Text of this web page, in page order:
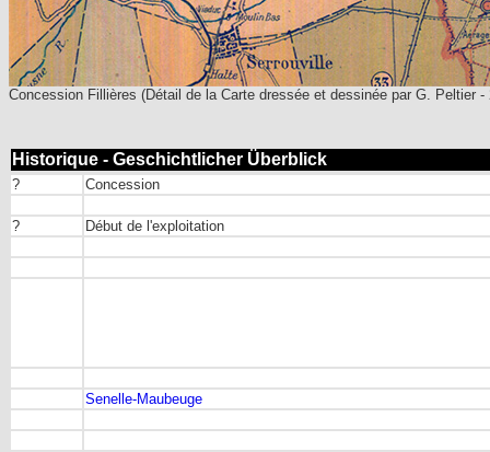
Concession Fillières (Détail de la Carte dressée et dessinée par G. Peltier
Historique - Geschichtlicher Überblick
? Concession
? Début de l'exploitation
Senelle-Maubeuge